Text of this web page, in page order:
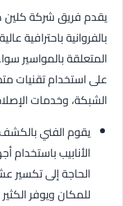
يقدم فريق شركة كلين
بالفروانية باحترافية
المتعلقة بالمواسير
على استخدام تقنيات
الشبكة، وخدمات
يقوم الفني
الأنابيب
الحاجة إلى تكسير
للمكان ويوفر